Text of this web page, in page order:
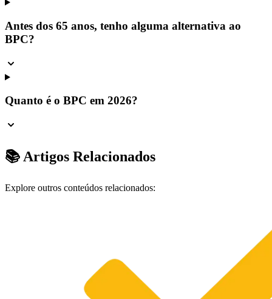
Antes dos 65 anos, tenho alguma alternativa ao
BPC?
Quanto é o BPC em 2026?
📚 Artigos Relacionados
Explore outros conteúdos relacionados: